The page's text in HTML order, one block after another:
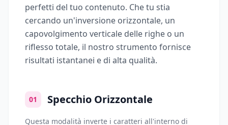
perfetti del tuo contenuto. Che tu stia
cercando un'inversione orizzontale, un
capovolgimento verticale delle righe o un
riflesso totale, il nostro strumento fornisce
risultati istantanei e di alta qualità.
01 Specchio Orizzontale
Questa modalità inverte i caratteri all'interno di